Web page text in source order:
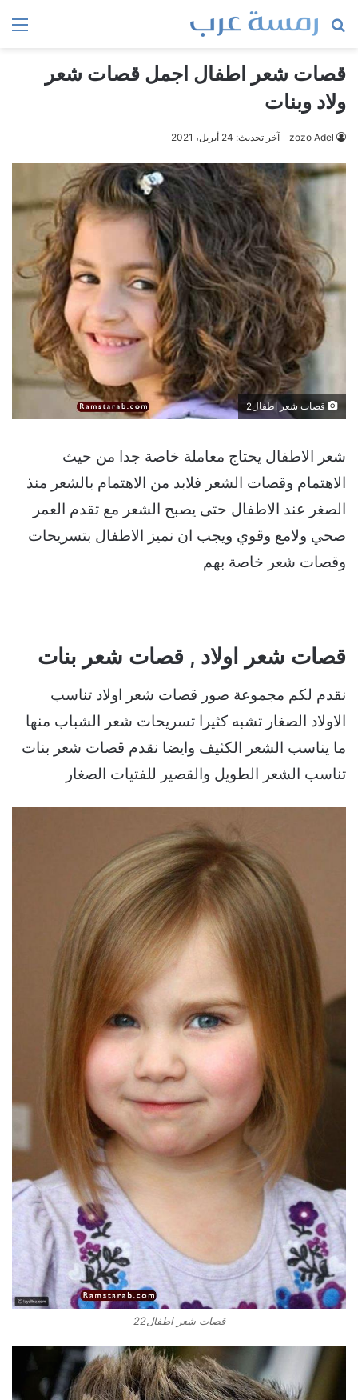
بحث
قصات شعر اطفال اجمل قصات شعر
ولاد وبنات
zozo Adel آخر تحديث: 24 أبريل، 2021
قصات شعر اطفال2
شعر الاطفال يحتاج معاملة خاصة جدا من حيث
الاهتمام وقصات الشعر فلابد من الاهتمام بالشعر منذ
الصغر عند الاطفال حتى يصبح الشعر مع تقدم العمر
صحي ولامع وقوي ويجب ان نميز الاطفال بتسريحات
وقصات شعر خاصة بهم
قصات شعر اولاد , قصات شعر بنات
نقدم لكم مجموعة صور قصات شعر اولاد تناسب
الاولاد الصغار تشبه كثيرا تسريحات شعر الشباب منها
ما يناسب الشعر الكثيف وايضا نقدم قصات شعر بنات
تناسب الشعر الطويل والقصير للفتيات الصغار
قصات شعر اطفال22